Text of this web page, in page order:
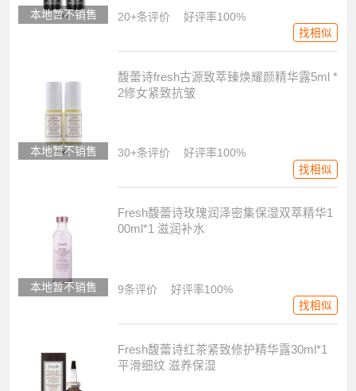
本地暂不销售 20+条评价 好评率100%
找相似
本地暂不销售
馥蕾诗fresh古源致萃臻焕耀颜精华露5ml *
2修女紧致抗皱
30+条评价 好评率100%
找相似
本地暂不销售
Fresh馥蕾诗玫瑰润泽密集保湿双萃精华1
00ml*1 滋润补水
9条评价 好评率100%
找相似
Fresh馥蕾诗红茶紧致修护精华露30ml*1
平滑细纹 滋养保湿